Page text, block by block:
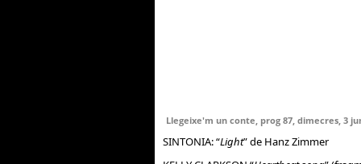
Llegeixe'm un conte, prog 87, dimecres, 3
SINTONIA: “Light” de Hanz Zimmer